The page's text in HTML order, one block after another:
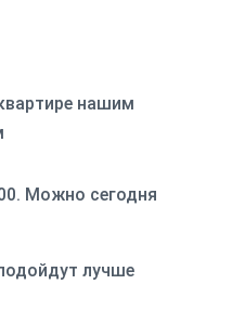
нашим
Можно сегодня
лучше